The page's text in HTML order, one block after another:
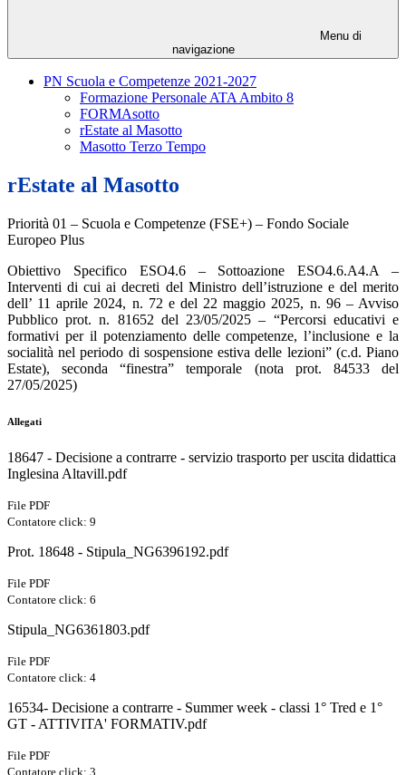
Menu di
navigazione
PN Scuola e Competenze 2021-2027
Formazione Personale ATA Ambito 8
FORMAsotto
rEstate al Masotto
Masotto Terzo Tempo
rEstate al Masotto
Priorità 01 – Scuola e Competenze (FSE+) – Fondo Sociale
Europeo Plus
Obiettivo Specifico ESO4.6 – Sottoazione ESO4.6.A4.A –
Interventi di cuiai decreti del Ministro dell’istruzione e del merito
dell’ 11 aprile 2024, n. 72 e del 22 maggio 2025, n. 96 – Avviso
Pubblico prot. n. 81652 del 23/05/2025 – “Percorsi educativi e
formativi per il potenziamento delle competenze, l’inclusione e la
socialità nel periodo di sospensione estiva delle lezioni” (c.d. Piano
Estate), seconda “finestra” temporale (nota prot. 84533 del
27/05/2025)
Allegati
18647 - Decisione a contrarre - servizio trasporto per uscita didattica
Inglesina Altavill.pdf
File PDF
Contatore click: 9
Prot. 18648 - Stipula_NG6396192.pdf
File PDF
Contatore click: 6
Stipula_NG6361803.pdf
File PDF
Contatore click: 4
16534- Decisione a contrarre - Summer week - classi 1° Tred e 1°
GT - ATTIVITA' FORMATIV.pdf
File PDF
Contatore click: 3